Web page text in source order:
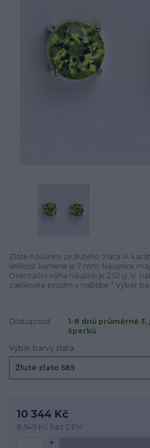
Zlaté náušnice ze žlutého zlata 14
Velikost kamene je 7 mm. Náušnice
Orientační váha náušnic je 2,52 g. V
zaklikněte prosím v nabídce " Výběr
Dostupnost
1-8 dnů průměrně
šperků
Výběr barvy zlata
10 344 Kč
8 549 Kč bez DPH